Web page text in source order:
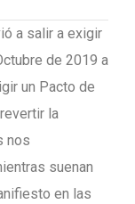
a salir a exigir
de 2019 a
un Pacto de
la
nos
suenan
en las